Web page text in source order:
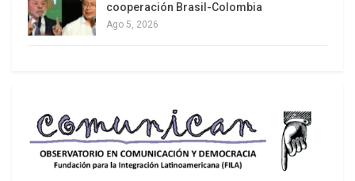
cooperación Brasil-Colombia
Ago 5, 2026